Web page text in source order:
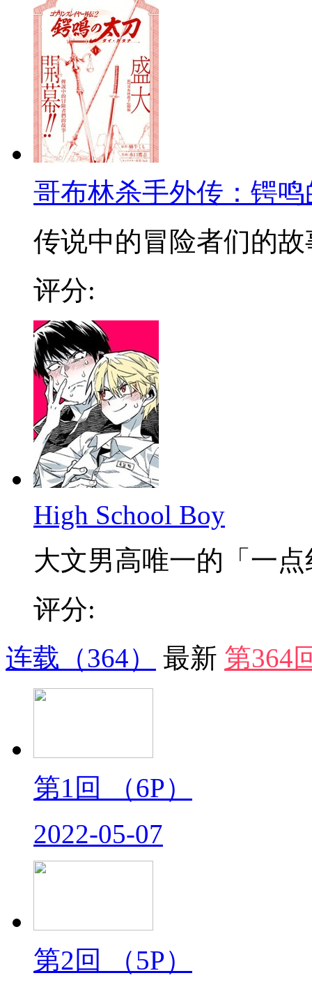
哥布林杀手外传：锷
传说中的冒险者们的故
评分:
High School Boy
大文男高唯一的「一点
评分:
连载 （364） 最新 第364
第1回
（6P）
2022-05-07
第2回
（5P）